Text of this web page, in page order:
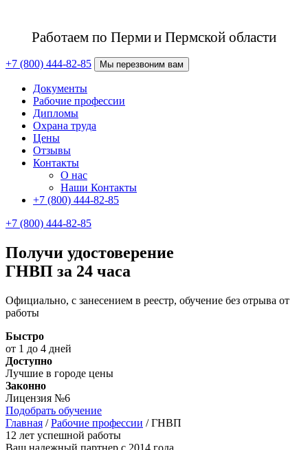
Работаем по Пермии Пермской области
+7 (800) 444-82-85 Мы перезвоним вам
Документы
Рабочие профессии
Дипломы
Охрана труда
Цены
Отзывы
Контакты
О нас
Наши Контакты
+7 (800) 444-82-85
+7 (800) 444-82-85
Получи удостоверение
ГНВП за 24 часа
Официально, с занесением в реестр, обучение без отрыва от
работы
Быстро
от 1 до 4 дней
Доступно
Лучшие в городе цены
Законно
Лицензия №6
Подобрать обучение
Главная /Рабочие профессии /ГНВП
12 лет успешной работы
Ваш надежный партнер с 2014 года